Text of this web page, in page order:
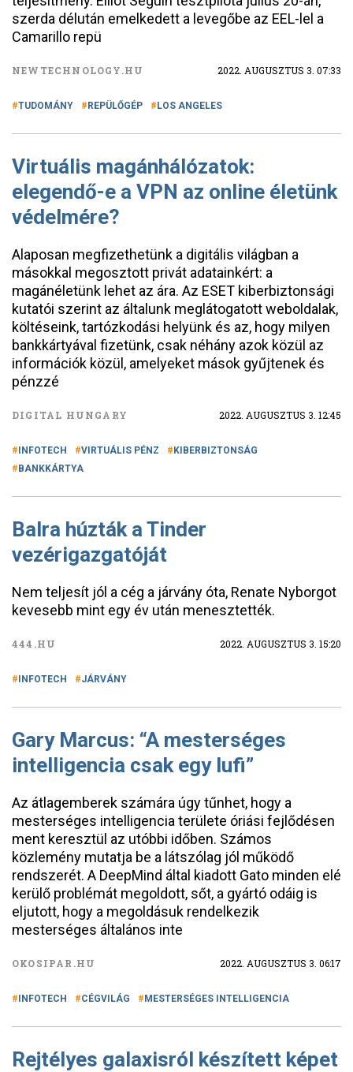
szerda délután emelkedett a levegőbe az EEL-lel a
Camarillo repü
NEWTECHNOLOGY.HU 2022. AUGUSZTUS 3. 07:33
TUDOMÁNY REPÜLŐGÉP LOS ANGELES
Virtuális magánhálózatok:
elegendő-e a VPN az online életünk
védelmére?
Alaposan megfizethetünk a digitális világban a
másokkal megosztott privát adatainkért: a
magánéletünk lehet az ára. Az ESET kiberbiztonsági
kutatói szerint az általunk meglátogatott weboldalak,
költéseink, tartózkodási helyünk és az, hogy milyen
bankkártyával fizetünk, csak néhány azok közül az
információk közül, amelyeket mások gyűjtenek és
pénzzé
DIGITAL HUNGARY 2022. AUGUSZTUS 3. 12:45
INFOTECH VIRTUÁLIS PÉNZ
KIBERBIZTONSÁG
BANKKÁRTYA
Balra húzták a Tinder
vezérigazgatóját
Nem teljesít jól a cég a járvány óta, Renate Nyborgot
kevesebb mint egy év után menesztették.
444.HU 2022. AUGUSZTUS 3. 15:20
INFOTECH JÁRVÁNY
Gary Marcus: “A mesterséges
intelligencia csak egy lufi”
Az átlagemberek számára úgy tűnhet, hogy a
mesterséges intelligencia területe óriási fejlődésen
ment keresztül az utóbbi időben. Számos
közlemény mutatja be a látszólag jól működő
rendszerét. A DeepMind által kiadott Gato minden elé
kerülő problémát megoldott, sőt, a gyártó odáig is
eljutott, hogy a megoldásuk rendelkezik
mesterséges általános inte
OKOSIPAR.HU 2022. AUGUSZTUS 3. 06:17
INFOTECH CÉGVILÁG MESTERSÉGES INTELLIGENCIA
Rejtélyes galaxisról készített képet